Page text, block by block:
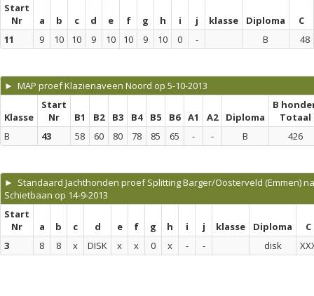
Start
Nr
a b c d e f g h i j klasse Diploma
C
11
9 10 10 9 10 10 9 10 0 - B 48
► MAP proef Klazienaveen Noord op 5-10-2013
Klasse
Start
Nr
B1 B2 B3 B4 B5 B6 A1 A2 Diploma
B
Totaal
B
43 58 60 80 78 85 65 - - B 426
► Standaard Jachthonden proef Splitting Barger/Oosterveld (Emmen)
Schietbaan op 14-9-2013
Start
Nr
a b c d e f g h i j klasse Diploma
C
3
8 8 x DISK x x 0 x - - disk